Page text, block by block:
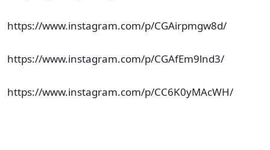
https://www.instagram.com/p/CGAirpmgw8d/
https://www.instagram.com/p/CGAfEm9lnd3/
https://www.instagram.com/p/CC6K0yMAcWH/